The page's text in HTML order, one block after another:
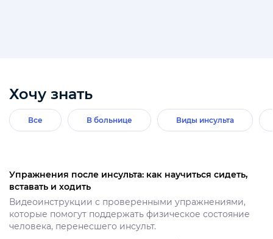
Хочу знать
Все В больнице Виды инсульта
Упражнения после инсульта: как научиться сидеть,
вставать и ходить
Видеоинструкции с проверенными упражнениями,
которые помогут поддержать физическое состояние
человека, перенесшего инсульт.